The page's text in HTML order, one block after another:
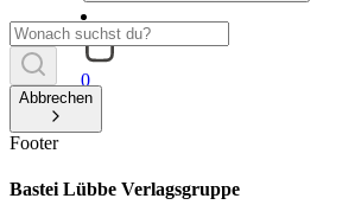
0
Abbrechen
Footer
Bastei Lübbe Verlagsgruppe